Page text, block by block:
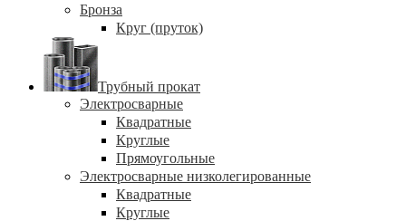
Бронза
Круг (пруток)
Трубный прокат
Электросварные
Квадратные
Круглые
Прямоугольные
Электросварные низколегированные
Квадратные
Круглые